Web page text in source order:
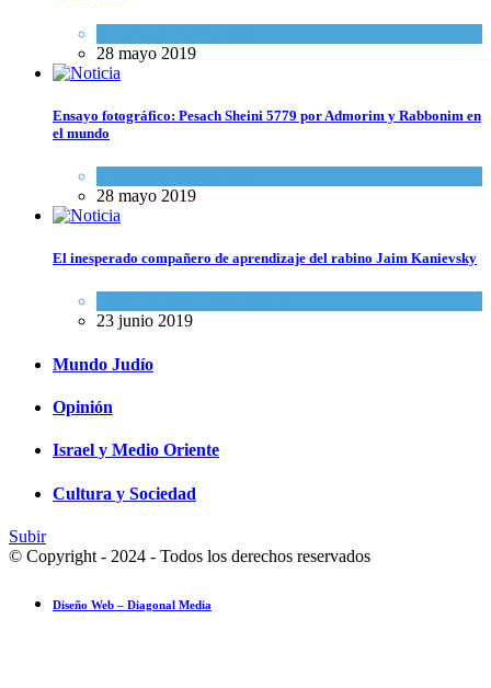
28 mayo 2019
Ensayo fotográfico: Pesach Sheini 5779 por Admorim y Rabbonim en
el mundo
28 mayo 2019
El inesperado compañero de aprendizaje del rabino Jaim Kanievsky
23 junio 2019
Mundo Judío
Opinión
Israel y Medio Oriente
Cultura y Sociedad
Subir
© Copyright - 2024 - Todos los derechos reservados
Diseño Web – Diagonal Media